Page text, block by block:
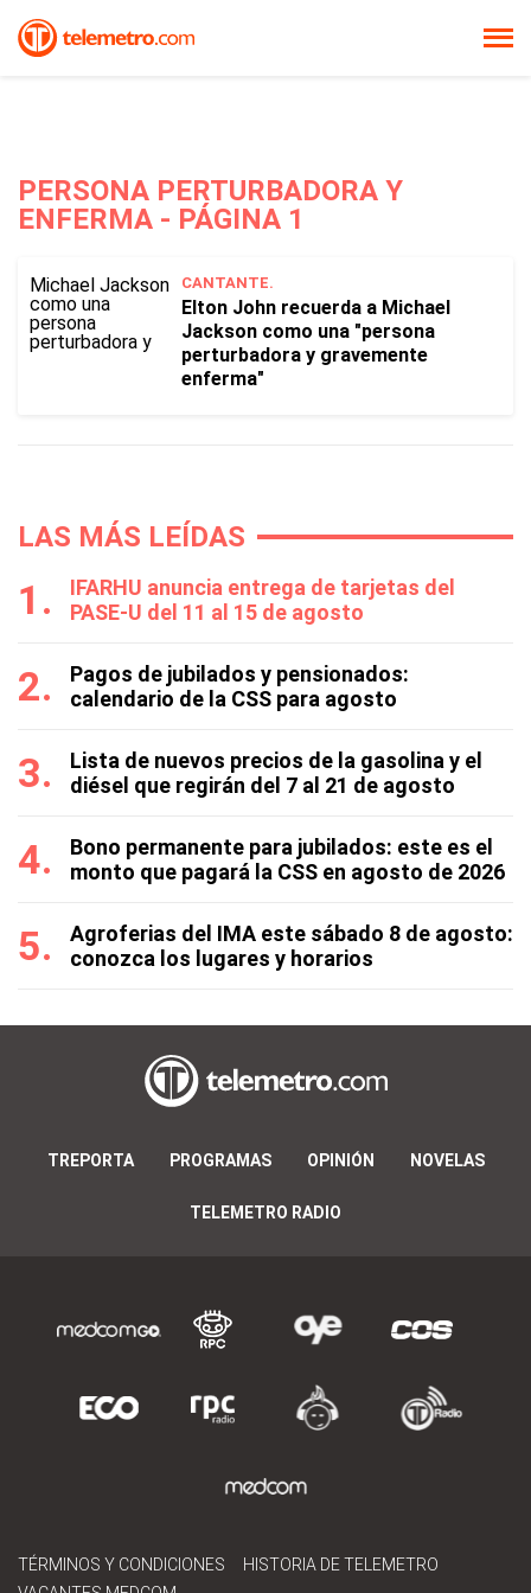
PERSONA PERTURBADORA Y
ENFERMA - PÁGINA 1
CANTANTE.
Elton John recuerda a Michael
Jackson como una "persona
perturbadora y gravemente
enferma"
LAS MÁS LEÍDAS
IFARHU anuncia entrega de tarjetas del
PASE-U del 11 al 15 de agosto
Pagos de jubilados y pensionados:
calendario de la CSS para agosto
Lista de nuevos precios de la gasolina y el
diésel que regirán del 7 al 21 de agosto
Bono permanente para jubilados: este es el
monto que pagará la CSS en agosto de 2026
Agroferias del IMA este sábado 8 de agosto:
conozca los lugares y horarios
TREPORTA PROGRAMAS OPINIÓN NOVELAS
TELEMETRO RADIO
TÉRMINOS Y CONDICIONES
HISTORIA DE TELEMETRO